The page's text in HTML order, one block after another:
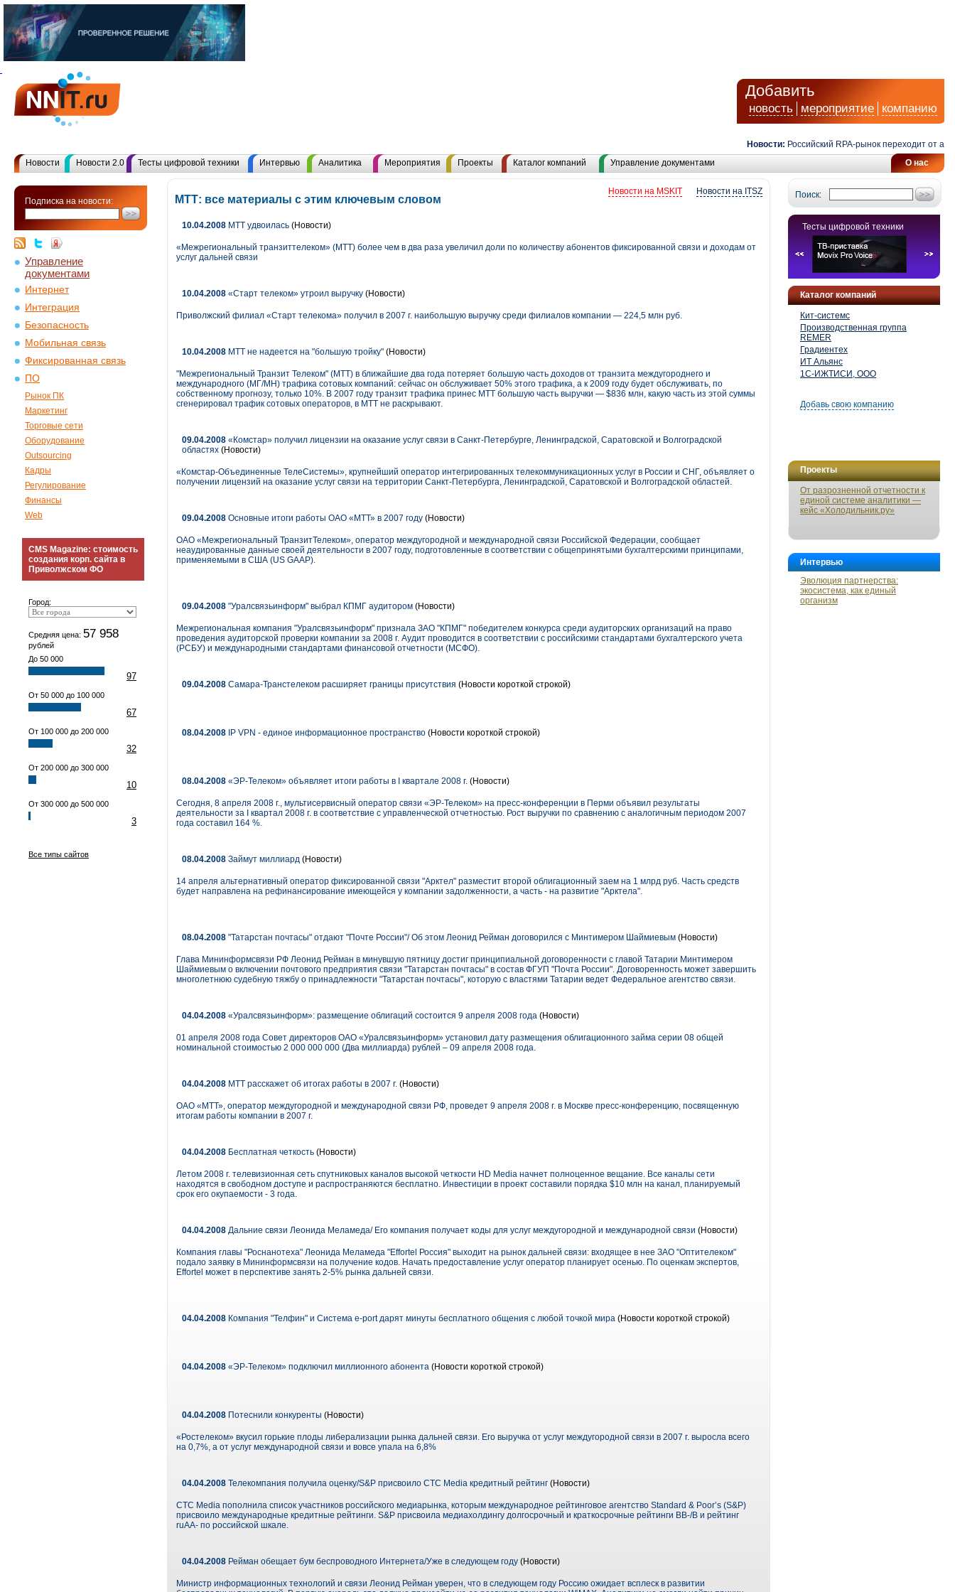
Добавить
новость мероприятие компанию
Новости: Российский RPA-рынок переходит от
О нас
Новости Новости 2.0 Тесты цифровой техники Интервью Аналитика Мероприятия Проекты Каталог компаний Управление документами
Подписка на новости:
Управление
документами
Интернет
Интеграция
Безопасность
Мобильная связь
Фиксированная связь
ПО
Рынок ПК
Маркетинг
Торговые сети
Оборудование
Outsourcing
Кадры
Регулирование
Финансы
Web
CMS Magazine: стоимость
создания корп. сайта в
Приволжском ФО
Город:
Средняя цена: 57 958
рублей
До 50 000
97
От 50 000 до 100 000
67
От 100 000 до 200 000
32
От 200 000 до 300 000
10
От 300 000 до 500 000
3
Все типы сайтов
Поиск:
Тесты цифровой техники
Каталог компаний
Кит-системс
Производственная группа
REMER
Градиентех
ИТ Альянс
1С-ИЖТИСИ, ООО
Добавь свою компанию
Проекты
От разрозненной отчетности к
единой системе аналитики —
кейс «Холодильник.ру»
Интервью
Эволюция партнерства:
экосистема, как единый
организм
Новости на ITSZ
Новости на MSKIT
МТТ: все материалы с этим ключевым словом
10.04.2008 МТТ удвоилась (Новости)
«Межрегиональный транзиттелеком» (МТТ) более чем в два раза увеличил доли по количеству абонентов фиксированной связи и доходам от
услуг дальней связи
10.04.2008 «Старт телеком» утроил выручку (Новости)
Приволжский филиал «Старт телекома» получил в 2007 г. наибольшую выручку среди филиалов компании — 224,5 млн руб.
10.04.2008 МТТ не надеется на "большую тройку" (Новости)
"Межрегиональный Транзит Телеком" (МТТ) в ближайшие два года потеряет большую часть доходов от транзита междугороднего и
международного (МГ/МН) трафика сотовых компаний: сейчас он обслуживает 50% этого трафика, а к 2009 году будет обслуживать, по
собственному прогнозу, только 10%. В 2007 году транзит трафика принес МТТ большую часть выручки — $836 млн, какую часть из этой суммы
сгенерировал трафик сотовых операторов, в МТТ не раскрывают.
09.04.2008 «Комстар» получил лицензии на оказание услуг связи в Санкт-Петербурге, Ленинградской, Саратовской и Волгоградской
областях (Новости)
«Комстар-Объединенные ТелеСистемы», крупнейший оператор интегрированных телекоммуникационных услуг в России и СНГ, объявляет о
получении лицензий на оказание услуг связи на территории Санкт-Петербурга, Ленинградской, Саратовской и Волгоградской областей.
09.04.2008 Основные итоги работы ОАО «МТТ» в 2007 году (Новости)
ОАО «Межрегиональный ТранзитТелеком», оператор междугородной и международной связи Российской Федерации, сообщает
неаудированные данные своей деятельности в 2007 году, подготовленные в соответствии с общепринятыми бухгалтерскими принципами,
применяемыми в США (US GAAP).
09.04.2008 "Уралсвязьинформ" выбрал КПМГ аудитором (Новости)
Межрегиональная компания "Уралсвязьинформ" признала ЗАО "КПМГ" победителем конкурса среди аудиторских организаций на право
проведения аудиторской проверки компании за 2008 г. Аудит проводится в соответствии с российскими стандартами бухгалтерского учета
(РСБУ) и международными стандартами финансовой отчетности (МСФО).
09.04.2008 Самара-Транстелеком расширяет границы присутствия (Новости короткой строкой)
08.04.2008 IP VPN - единое информационное пространство (Новости короткой строкой)
08.04.2008 «ЭР-Телеком» объявляет итоги работы в I квартале 2008 г. (Новости)
Сегодня, 8 апреля 2008 г., мультисервисный оператор связи «ЭР-Телеком» на пресс-конференции в Перми объявил результаты
деятельности за I квартал 2008 г. в соответствие с управленческой отчетностью. Рост выручки по сравнению с аналогичным периодом 2007
года составил 164 %.
08.04.2008 Займут миллиард (Новости)
14 апреля альтернативный оператор фиксированной связи "Арктел" разместит второй облигационный заем на 1 млрд руб. Часть средств
будет направлена на рефинансирование имеющейся у компании задолженности, а часть - на развитие "Арктела".
08.04.2008 "Татарстан почтасы" отдают "Почте России"/ Об этом Леонид Рейман договорился с Минтимером Шаймиевым (Новости)
Глава Мининформсвязи РФ Леонид Рейман в минувшую пятницу достиг принципиальной договоренности с главой Татарии Минтимером
Шаймиевым о включении почтового предприятия связи "Татарстан почтасы" в состав ФГУП "Почта России". Договоренность может завершить
многолетнюю судебную тяжбу о принадлежности "Татарстан почтасы", которую с властями Татарии ведет Федеральное агентство связи.
04.04.2008 «Уралсвязьинформ»: размещение облигаций состоится 9 апреля 2008 года (Новости)
01 апреля 2008 года Совет директоров ОАО «Уралсвязьинформ» установил дату размещения облигационного займа серии 08 общей
номинальной стоимостью 2 000 000 000 (Два миллиарда) рублей – 09 апреля 2008 года.
04.04.2008 МТТ расскажет об итогах работы в 2007 г. (Новости)
ОАО «МТТ», оператор междугородной и международной связи РФ, проведет 9 апреля 2008 г. в Москве пресс-конференцию, посвященную
итогам работы компании в 2007 г.
04.04.2008 Бесплатная четкость (Новости)
Летом 2008 г. телевизионная сеть спутниковых каналов высокой четкости HD Media начнет полноценное вещание. Все каналы сети
находятся в свободном доступе и распространяются бесплатно. Инвестиции в проект составили порядка $10 млн на канал, планируемый
срок его окупаемости - 3 года.
04.04.2008 Дальние связи Леонида Меламеда/ Его компания получает коды для услуг междугородной и международной связи (Новости)
Компания главы "Роснанотеха" Леонида Меламеда "Effortel Россия" выходит на рынок дальней связи: входящее в нее ЗАО "Оптителеком"
подало заявку в Мининформсвязи на получение кодов. Начать предоставление услуг оператор планирует осенью. По оценкам экспертов,
Effortel может в перспективе занять 2-5% рынка дальней связи.
04.04.2008 Компания "Телфин" и Система e-port дарят минуты бесплатного общения с любой точкой мира (Новости короткой строкой)
04.04.2008 «ЭР-Телеком» подключил миллионного абонента (Новости короткой строкой)
04.04.2008 Потеснили конкуренты (Новости)
«Ростелеком» вкусил горькие плоды либерализации рынка дальней связи. Его выручка от услуг междугородной связи в 2007 г. выросла всего
на 0,7%, а от услуг международной связи и вовсе упала на 6,8%
04.04.2008 Телекомпания получила оценку/S&P присвоило CTC Media кредитный рейтинг (Новости)
СТС Media пополнила список участников российского медиарынка, которым международное рейтинговое агентство Standard & Poor’s (S&P)
присвоило международные кредитные рейтинги. S&P присвоила медиахолдингу долгосрочный и краткосрочные рейтинги ВВ-/B и рейтинг
ruAA- по российской шкале.
04.04.2008 Рейман обещает бум беспроводного Интернета/Уже в следующем году (Новости)
Министр информационных технологий и связи Леонид Рейман уверен, что в следующем году Россию ожидает всплеск в развитии